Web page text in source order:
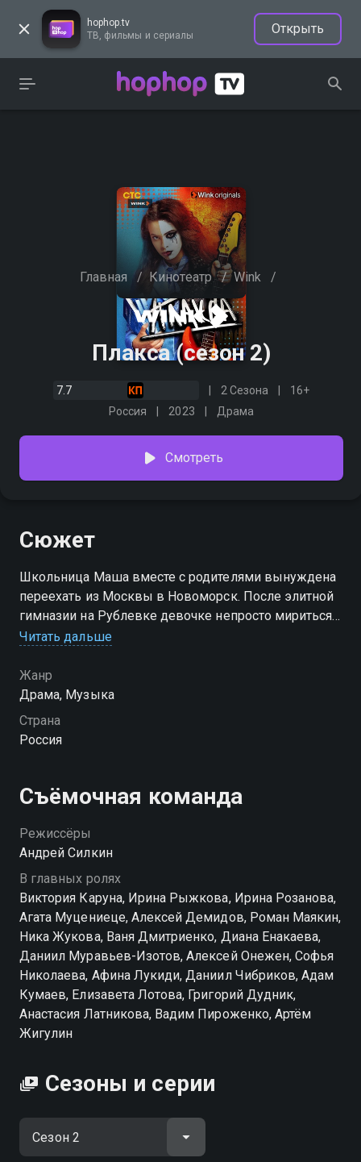
hophop.tv
ТВ, фильмы и сериалы
Открыть
Главная / Кинотеатр / Wink /
Плакса (сезон 2)
7.7 2 Сезона
16+
Россия
2023 Драма
Смотреть
Сюжет
Школьница Маша вместе с родителями вынуждена
переехать из Москвы в Новоморск. После элитной
гимназии на Рублевке девочке непросто мириться с
порядками провинциальной школы. В новой школе
психологического и физического преследования со
стороны одноклассниц. Оно становится особенно
жестким из-за чувств, вспыхнувших у Маши к
парню Крис — главной звезды и бунтарки школы. С
героине помогает только музыка и группа, которую
она собрала вместе с другими учениками.
Посмотреть онлайн 2 сезон сериала Плакса вы
качестве на hophop.tv
Читать дальше
Жанр
Драма, Музыка
Страна
Россия
Съёмочная команда
Режиссёры
Андрей Силкин
В главных ролях
Виктория Каруна, Ирина Рыжкова, Ирина Розанова,
Агата Муцениеце, Алексей Демидов, Роман Маякин,
Ника Жукова, Ваня Дмитриенко, Диана Енакаева,
Даниил Муравьев-Изотов, Алексей Онежен, Софья
Николаева, Афина Лукиди, Даниил Чибриков, Адам
Кумаев, Елизавета Лотова, Григорий Дудник,
Анастасия Латникова, Вадим Пироженко, Артём
Жигулин
Сезоны и серии